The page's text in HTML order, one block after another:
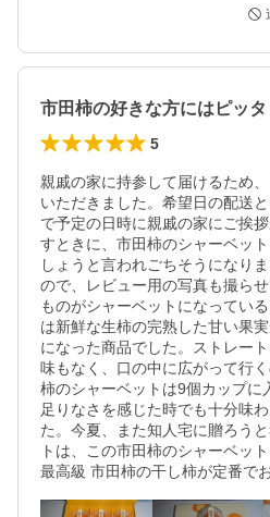
市田柿の好きな方にはピッ
5
親戚の家に持参して届けるため
いただきました。希望日の配送
で予定の日時に親戚の家にご挨
すときに、市田柿のシャーベッ
しょうと言われごちそうになり
ので、レビュー用の写真も撮ら
ものがシャーベットになってい
は新鮮な生柿の完熟した甘い果
になった商品でした。ストレー
味もなく、口の中に広がって行
柿のシャーベットは9個カップに
足りなさを感じた時でも十分味
た。今夏、また知人宅に贈ろう
トは、この市田柿のシャーベッ
最高級 市田柿の干し柿が定番で